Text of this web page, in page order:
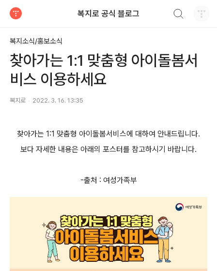
복지로 공식 블로그
복지소식/홍보소식
찾아가는 1:1 맞춤형 아이돌봄서
비스 이용하세요
복지로 2022. 3. 16. 13:35
찾아가는 1:1 맞춤형 아이돌봄서비스에 대하여 안내드립니다.
보다 자세한 내용은 아래의 포스터를 참고하시기 바랍니다.
-출처 : 여성가족부